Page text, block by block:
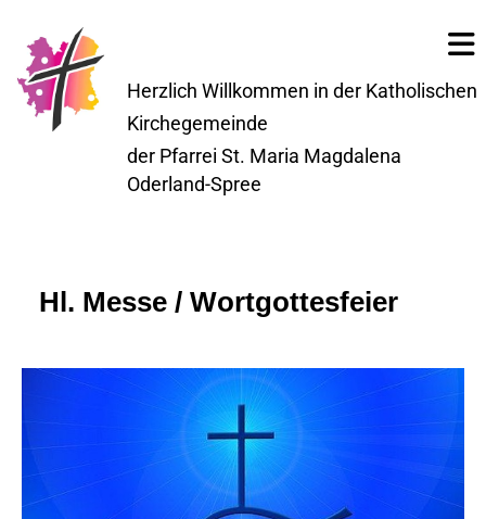
Herzlich Willkommen in der Katholischen
Kirchegemeinde
der Pfarrei St. Maria Magdalena
Oderland-Spree
Hl. Messe / Wortgottesfeier